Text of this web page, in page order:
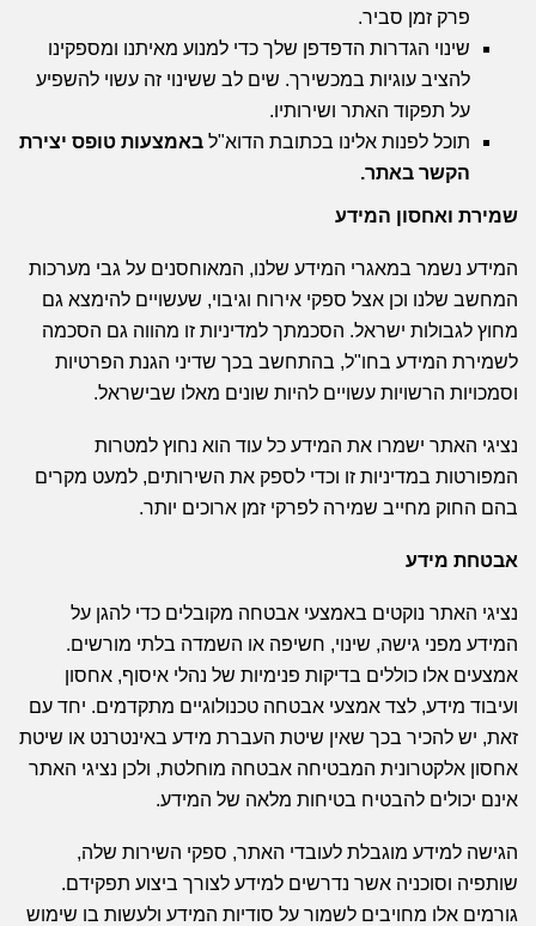
פרק זמן סביר.
שינוי הגדרות הדפדפן שלך כדי למנוע מאיתנו ומספקינו
להציב עוגיות במכשירך. שים לב ששינוי זה עשוי להשפיע
על תפקוד האתר ושירותיו.
תוכל לפנות אלינו בכתובת הדוא"ל באמצעות טופס יצירת
הקשר באתר.
שמירת ואחסון המידע
המידע נשמר במאגרי המידע שלנו, המאוחסנים על גבי מערכות
המחשב שלנו וכן אצל ספקי אירוח וגיבוי, שעשויים להימצא גם
מחוץ לגבולות ישראל. הסכמתך למדיניות זו מהווה גם הסכמה
לשמירת המידע בחו"ל, בהתחשב בכך שדיני הגנת הפרטיות
וסמכויות הרשויות עשויים להיות שונים מאלו שבישראל.
נציגי האתר ישמרו את המידע כל עוד הוא נחוץ למטרות
המפורטות במדיניות זו וכדי לספק את השירותים, למעט מקרים
בהם החוק מחייב שמירה לפרקי זמן ארוכים יותר.
אבטחת מידע
נציגי האתר נוקטים באמצעי אבטחה מקובלים כדי להגן על
המידע מפני גישה, שינוי, חשיפה או השמדה בלתי מורשים.
אמצעים אלו כוללים בדיקות פנימיות של נהלי איסוף, אחסון
ועיבוד מידע, לצד אמצעי אבטחה טכנולוגיים מתקדמים. יחד עם
זאת, יש להכיר בכך שאין שיטת העברת מידע באינטרנט או שיטת
אחסון אלקטרונית המבטיחה אבטחה מוחלטת, ולכן נציגי האתר
אינם יכולים להבטיח בטיחות מלאה של המידע.
הגישה למידע מוגבלת לעובדי האתר, ספקי השירות שלה,
שותפיה וסוכניה אשר נדרשים למידע לצורך ביצוע תפקידם.
גורמים אלו מחויבים לשמור על סודיות המידע ולעשות בו שימוש